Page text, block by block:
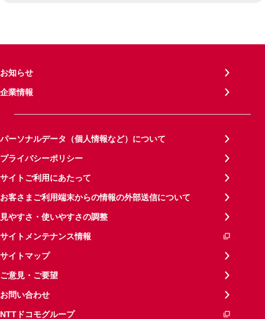
お知らせ
企業情報
パーソナルデータ（個人情報など）について
プライバシーポリシー
サイトご利用にあたって
お客さまご利用端末からの情報の外部送信について
見やすさ・使いやすさの調整
サイトメンテナンス情報
サイトマップ
ご意見・ご要望
お問い合わせ
NTTドコモグループ